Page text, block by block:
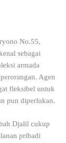
No.55,
sebagai
armada
Agen
fleksibel untuk
pun diperlukan.
Djalil cukup
pribadi